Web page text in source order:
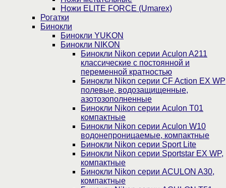
Ножи ELITE FORCE (Umarex)
Рогатки
Бинокли
Бинокли YUKON
Бинокли NIKON
Бинокли Nikon серии Aculon A211
классические с постоянной и
переменной кратностью
Бинокли Nikon серии СF Action EX WP
полевые, водозащищенные,
азотозополненные
Бинокли Nikon серии Aculon T01
компактные
Бинокли Nikon серии Aculon W10
водонепроницаемые, компактные
Бинокли Nikon серии Sport Lite
Бинокли Nikon серии Sportstar EX WP,
компактные
Бинокли Nikon серии ACULON A30,
компактные